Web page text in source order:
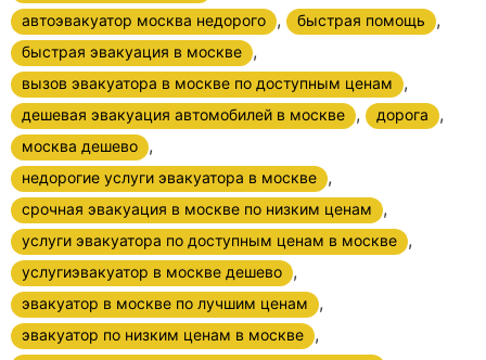
автоэвакуатор москва недорого , быстрая помощь ,
быстрая эвакуация в москве ,
вызов эвакуатора в москве по доступным ценам ,
дешевая эвакуация автомобилей в москве , дорога ,
москва дешево ,
недорогие услуги эвакуатора в москве ,
срочная эвакуация в москве по низким ценам ,
услуги эвакуатора по доступным ценам в москве ,
услугиэвакуатор в москве дешево ,
эвакуатор в москве по лучшим ценам ,
эвакуатор по низким ценам в москве ,